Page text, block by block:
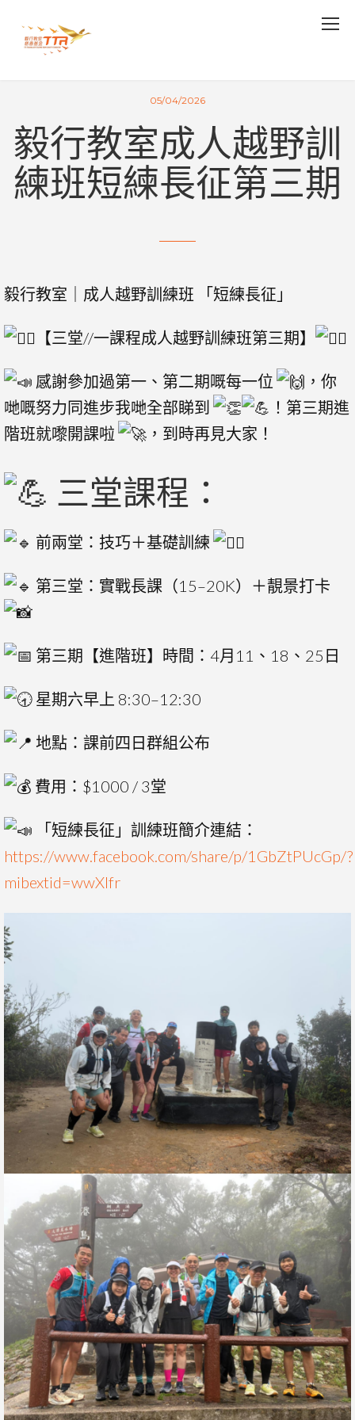
05/04/2026
毅行教室成人越野訓
練班短練長征第三期
毅行教室｜成人越野訓練班 「短練長征」
【三堂//一課程成人越野訓練班第三期】
感謝參加過第一、第二期嘅每一位
，你
哋嘅努力同進步我哋全部睇到
！第三期進
階班就嚟開課啦
，到時再見大家！
三堂課程：
前兩堂：技巧＋基礎訓練
第三堂：實戰長課（15–20K）＋靚景打卡
第三期【進階班】時間：4月11、18、25日
星期六早上 8:30–12:30
地點：課前四日群組公布
費用：$1000 / 3堂
「短練長征」訓練班簡介連結：
https://www.facebook.com/share/p/1GbZtPUcGp/?
mibextid=wwXIfr